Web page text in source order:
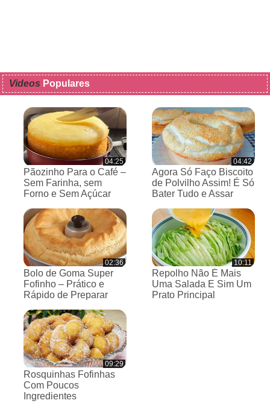
Videos Populares
04:25
Pãozinho Para o Café –
Sem Farinha, sem
Forno e Sem Açúcar
04:42
Agora Só Faço Biscoito
de Polvilho Assim! É Só
Bater Tudo e Assar
02:36
Bolo de Goma Super
Fofinho – Prático e
Rápido de Preparar
10:11
Repolho Não É Mais
Uma Salada E Sim Um
Prato Principal
09:29
Rosquinhas Fofinhas
Com Poucos
Ingredientes